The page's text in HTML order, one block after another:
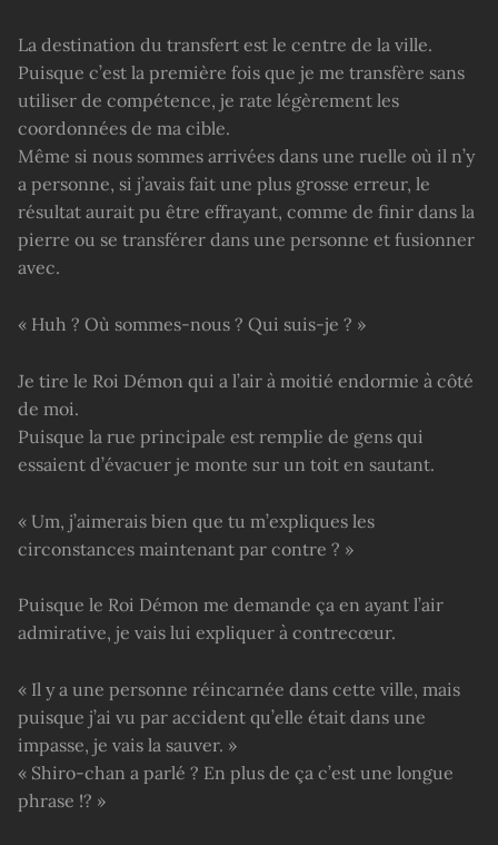
La destination du transfert est le centre de la ville.
Puisque c’est la première fois que je me transfère sans
utiliser de compétence, je rate légèrement les
coordonnées de ma cible.
Même si nous sommes arrivées dans une ruelle où il n’y
a personne, si j’avais fait une plus grosse erreur, le
résultat aurait pu être effrayant, comme de finir dans la
pierre ou se transférer dans une personne et fusionner
avec.
« Huh ? Où sommes-nous ? Qui suis-je ? »
Je tire le Roi Démon qui a l’air à moitié endormie à côté
de moi.
Puisque la rue principale est remplie de gens qui
essaient d’évacuer je monte sur un toit en sautant.
« Um, j’aimerais bien que tu m’expliques les
circonstances maintenant par contre ? »
Puisque le Roi Démon me demande ça en ayant l’air
admirative, je vais lui expliquer à contrecœur.
« Il y a une personne réincarnée dans cette ville, mais
puisque j’ai vu par accident qu’elle était dans une
impasse, je vais la sauver. »
« Shiro-chan a parlé ? En plus de ça c’est une longue
phrase !? »